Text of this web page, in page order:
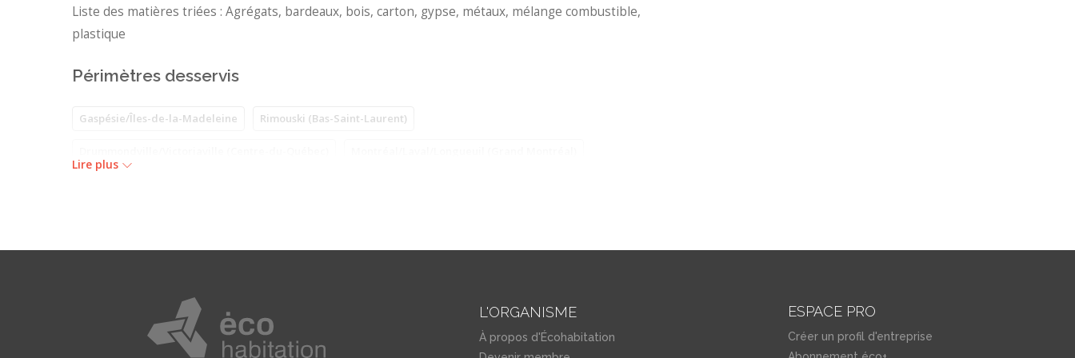
Liste des matières triées : Agrégats, bardeaux, bois, carton, gypse, métaux, mélange combustible,
plastique
Périmètres desservis
Gaspésie/Îles-de-la-Madeleine Rimouski (Bas-Saint-Laurent)
Lire plus
L'ORGANISME
À propos d'Écohabitation
ESPACE PRO
Créer un profil d'entreprise